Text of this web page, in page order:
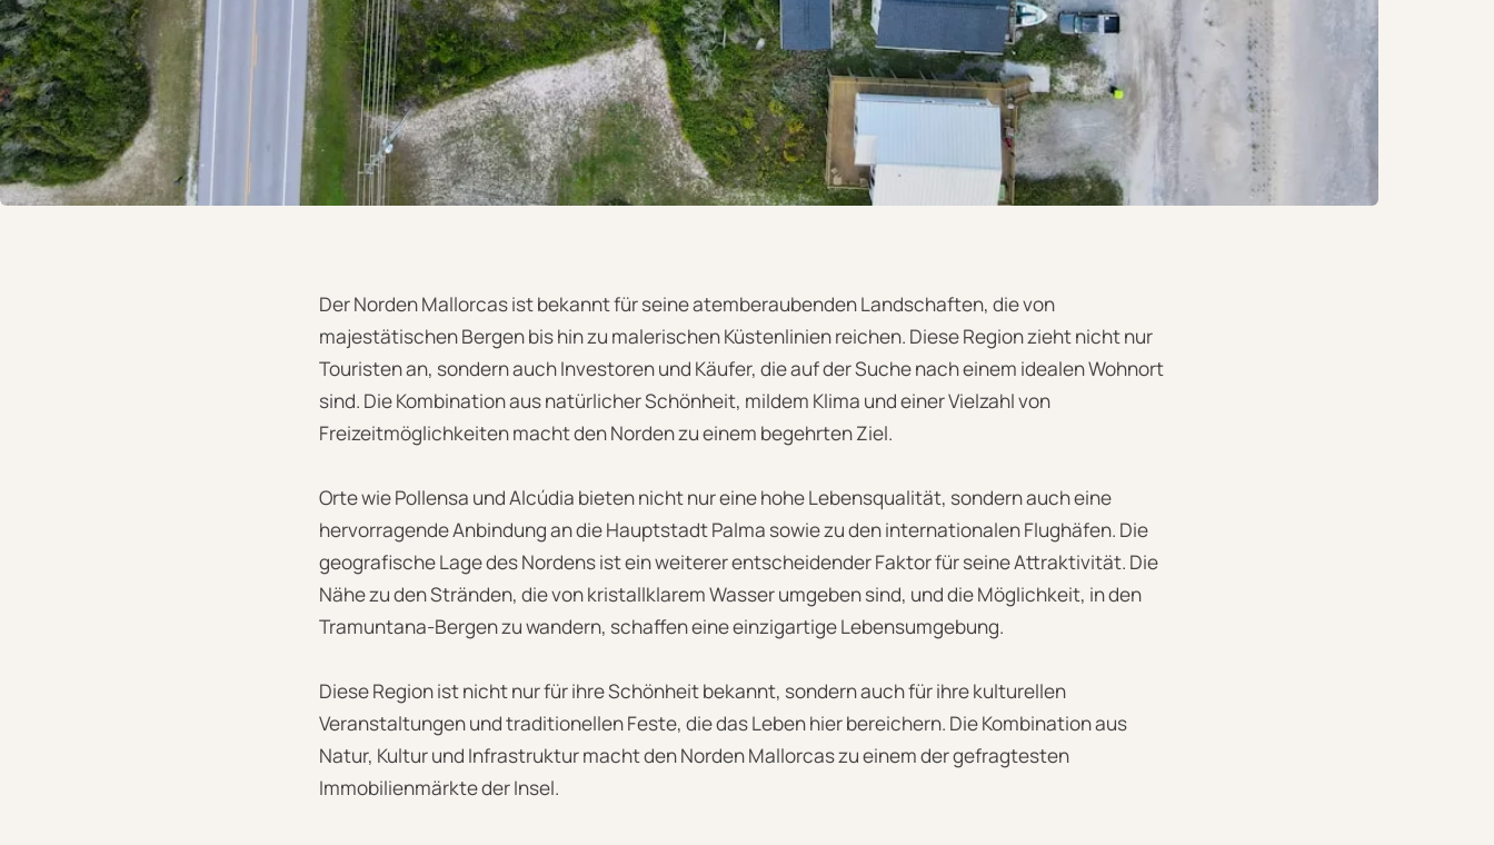
Der Norden Mallorcas ist bekannt für seine atemberaubenden Landschaften, die von
majestätischen Bergen bis hin zu malerischen Küstenlinien reichen. Diese Region zieht nicht nur
Touristen an, sondern auch Investoren und Käufer, die auf der Suche nach einem idealen Wohnort
sind. Die Kombination aus natürlicher Schönheit, mildem Klima und einer Vielzahl von
Freizeitmöglichkeiten macht den Norden zu einem begehrten Ziel.
Orte wie Pollensa und Alcúdia bieten nicht nur eine hohe Lebensqualität, sondern auch eine
hervorragende Anbindung an die Hauptstadt Palma sowie zu den internationalen Flughäfen. Die
geografische Lage des Nordens ist ein weiterer entscheidender Faktor für seine Attraktivität. Die
Nähe zu den Stränden, die von kristallklarem Wasser umgeben sind, und die Möglichkeit, in den
Tramuntana-Bergen zu wandern, schaffen eine einzigartige Lebensumgebung.
Diese Region ist nicht nur für ihre Schönheit bekannt, sondern auch für ihre kulturellen
Veranstaltungen und traditionellen Feste, die das Leben hier bereichern. Die Kombination aus
Natur, Kultur und Infrastruktur macht den Norden Mallorcas zu einem der gefragtesten
Immobilienmärkte der Insel.